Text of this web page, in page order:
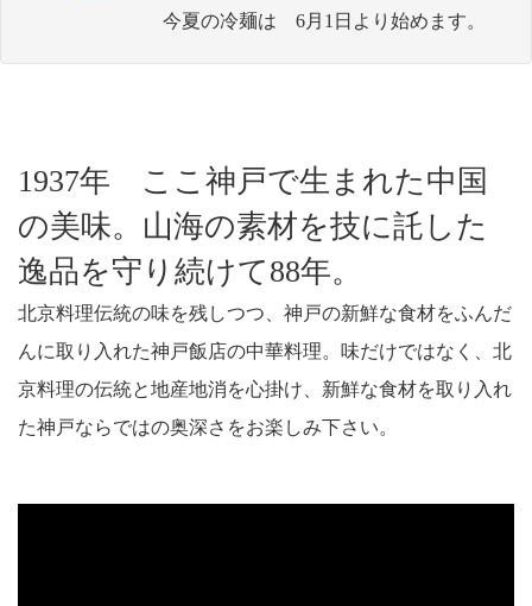
今夏の冷麺は 6月1日より始めます。
1937年 ここ神戸で生まれた中国
の美味。 山海の素材を技に託した
逸品を守り続けて88年。
北京料理伝統の味を残しつつ、 神戸の新鮮な食材をふんだ
んに取り入れた神戸飯店の中華料理。 味だけではなく、北
京料理の伝統と地産地消を心掛け、 新鮮な食材を取り入れ
た神戸ならではの奥深さをお楽しみ下さい。